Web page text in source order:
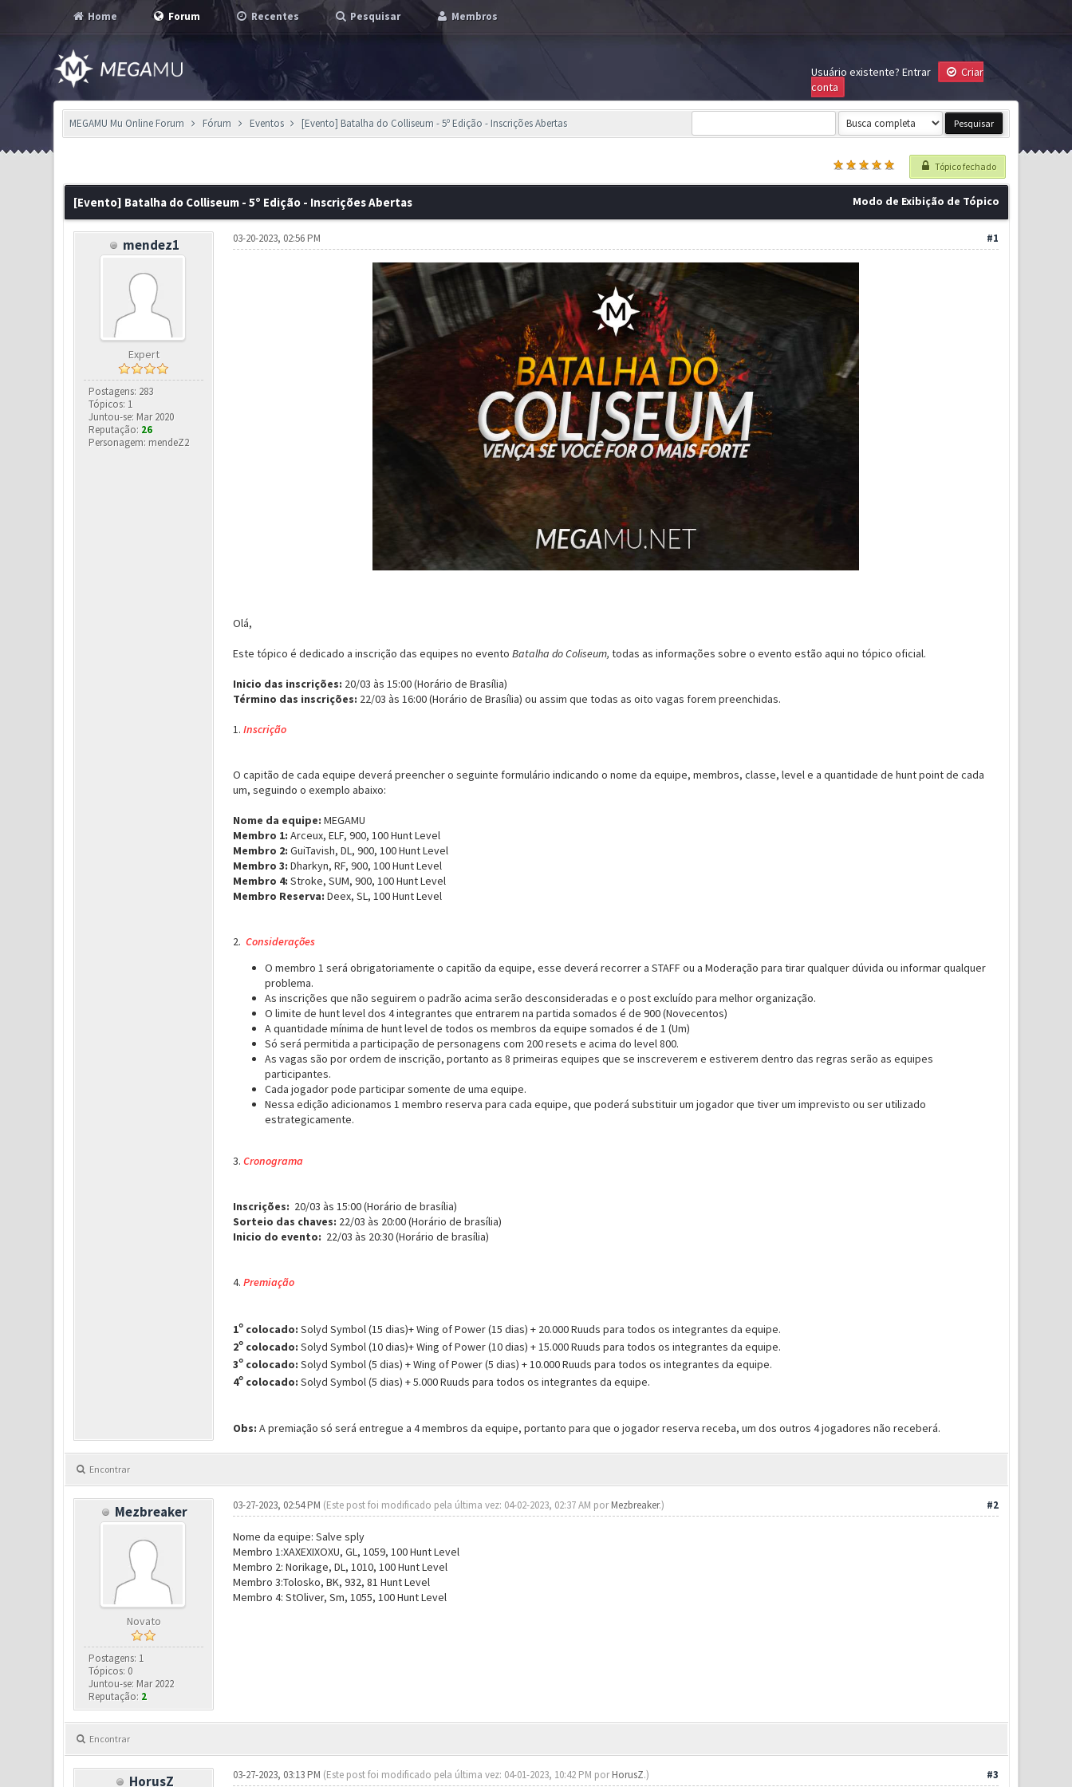
Home Forum Recentes Pesquisar Membros
Usuário existente? Entrar
Criar
conta
MEGAMU Mu Online Forum Fórum Eventos [Evento] Batalha do Colliseum - 5º Edição - Inscrições Abertas
Tópico fechado
Modo de Exibição de Tópico
[Evento] Batalha do Colliseum - 5º Edição - Inscrições Abertas
mendez1
Expert
Postagens: 283
Tópicos: 1
Juntou-se: Mar 2020
Reputação: 26
Personagem: mendeZ2
#1
03-20-2023, 02:56 PM
Olá,
Este tópico é dedicado a inscrição das equipes no evento Batalha do Coliseum, todas as informações sobre o evento estão aqui no tópico oficial.
Inicio das inscrições: 20/03 às 15:00 (Horário de Brasília)
Término das inscrições: 22/03 às 16:00 (Horário de Brasília) ou assim que todas as oito vagas forem preenchidas.
1. Inscrição
O capitão de cada equipe deverá preencher o seguinte formulário indicando o nome da equipe, membros, classe, level e a quantidade de hunt point de cada
um, seguindo o exemplo abaixo:
Nome da equipe: MEGAMU
Membro 1: Arceux, ELF, 900, 100 Hunt Level
Membro 2: GuiTavish, DL, 900, 100 Hunt Level
Membro 3: Dharkyn, RF, 900, 100 Hunt Level
Membro 4: Stroke, SUM, 900, 100 Hunt Level
Membro Reserva: Deex, SL, 100 Hunt Level
2. Considerações
O membro 1 será obrigatoriamente o capitão da equipe, esse deverá recorrer a STAFF ou a Moderação para tirar qualquer dúvida ou informar qualquer
problema.
As inscrições que não seguirem o padrão acima serão desconsideradas e o post excluído para melhor organização.
O limite de hunt level dos 4 integrantes que entrarem na partida somados é de 900 (Novecentos)
A quantidade mínima de hunt level de todos os membros da equipe somados é de 1 (Um)
Só será permitida a participação de personagens com 200 resets e acima do level 800.
As vagas são por ordem de inscrição, portanto as 8 primeiras equipes que se inscreverem e estiverem dentro das regras serão as equipes
participantes.
Cada jogador pode participar somente de uma equipe.
Nessa edição adicionamos 1 membro reserva para cada equipe, que poderá substituir um jogador que tiver um imprevisto ou ser utilizado
estrategicamente.
3. Cronograma
Inscrições: 20/03 às 15:00 (Horário de brasília)
Sorteio das chaves: 22/03 às 20:00 (Horário de brasília)
Inicio do evento: 22/03 às 20:30(Horário de brasília)
4. Premiação
1°colocado: Solyd Symbol (15 dias)+ Wing of Power (15 dias) + 20.000 Ruuds para todos os integrantes da equipe.
2°colocado: Solyd Symbol (10 dias)+ Wing of Power (10 dias) + 15.000 Ruuds para todos os integrantes da equipe.
3°colocado: Solyd Symbol (5 dias) + Wing of Power (5 dias) + 10.000 Ruuds para todos os integrantes da equipe.
4°colocado: Solyd Symbol (5 dias) + 5.000 Ruuds para todos os integrantes da equipe.
Obs: A premiação só será entregue a 4 membros da equipe, portanto para que o jogador reserva receba, um dos outros 4 jogadores não receberá.
Encontrar
Mezbreaker
Novato
Postagens: 1
Tópicos: 0
Juntou-se: Mar 2022
Reputação: 2
#2
03-27-2023, 02:54 PM (Este post foi modificado pela última vez: 04-02-2023, 02:37 AM porMezbreaker.)
Nome da equipe: Salve sply
Membro 1:XAXEXIXOXU, GL, 1059, 100 Hunt Level
Membro 2: Norikage, DL, 1010, 100 Hunt Level
Membro 3:Tolosko, BK, 932, 81 Hunt Level
Membro 4: StOliver, Sm, 1055, 100 Hunt Level
Encontrar
HorusZ #3
03-27-2023, 03:13 PM (Este post foi modificado pela última vez: 04-01-2023, 10:42 PM porHorusZ.)